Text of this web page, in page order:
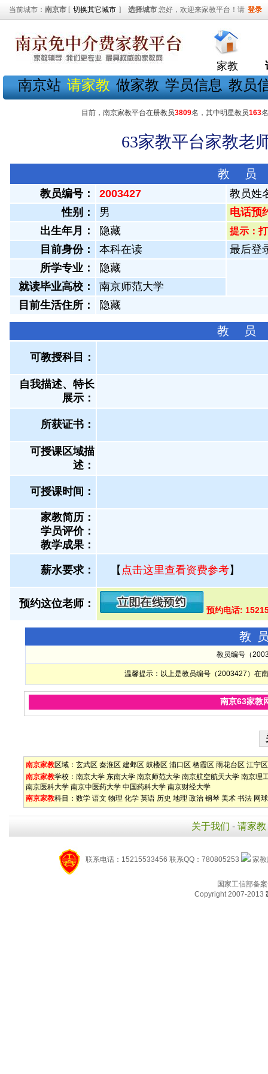
当前城市： 南京市 [ 切换其它城市 ] 选择城市 您好，欢迎来家教平台！请 登录
家教
南京站 请家教 做家教 学员信息 教员
目前，南京家教平台在册教员3809名，其中明星教员163
63家教平台家教老
教 员
教员编号： 2003427
教员姓
性别：
男
电话预
出生年月：
隐藏 提示：
目前身份： 本科在读
最后登
所学专业：
隐藏
就读毕业高校：
南京师范大学
目前生活住所：
隐藏
教 员
可教授科目：
自我描述、特长
展示 ：
所获证书 ：
可授课区域描
述：
可授课时间：
家教简历：
学员评价：
教学成果：
薪水要求： 【 点击这里查看资费参考】
预约这位老师：
预约电话:
教
教员编号（
温馨提示：以上是教员编号（2003427）在
南京63家教
南京家教区域： 玄武区 秦淮区 建邺区 鼓楼区 浦口区 栖霞区 雨花台区 江宁区
南京家教学校： 南京大学 东南大学 南京师范大学 南京航空航天大学 南京理
南京医科大学 南京中医药大学 中国药科大学 南京财经大学
南京家教科目： 数学 语文 物理 化学 英语 历史 地理 政治 钢琴 美术 书法 网球
关于我们 - 请家教
联系电话：15215533456 联系QQ：780805253 家
国家工信部备
Copyright 2007-2013